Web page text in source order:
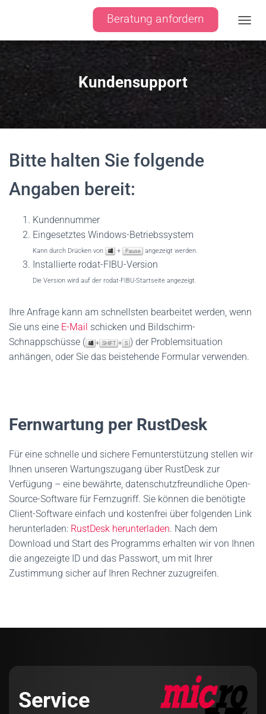
Beratung anfordern
Kundensupport
Bitte halten Sie folgende
Angaben bereit:
Kundennummer
Eingesetztes Windows-Betriebssystem
Kann durch Drücken von + Pause angezeigt werden.
Installierte rodat-FIBU-Version
Die Version wird auf der rodat-FIBU-Startseite angezeigt.
Ihre Anfrage kann am schnellsten bearbeitet werden, wenn
Sie uns eine E-Mail schicken und Bildschirm-
Schnappschüsse (
+ SHIFT + S ) der Problemsituation
anhängen, oder Sie das beistehende Formular verwenden.
Fernwartung per RustDesk
Für eine schnelle und sichere Fernunterstützung stellen wir
Ihnen unseren Wartungszugang über RustDesk zur
Verfügung – eine bewährte, datenschutzfreundliche Open-
Source-Software für Fernzugriff. Sie können die benötigte
Client-Software einfach und kostenfrei über folgenden Link
herunterladen: RustDesk herunterladen. Nach dem
Download und Start des Programms erhalten wir von Ihnen
die angezeigte ID und das Passwort, um mit Ihrer
Zustimmung sicher auf Ihren Rechner zuzugreifen.
Service